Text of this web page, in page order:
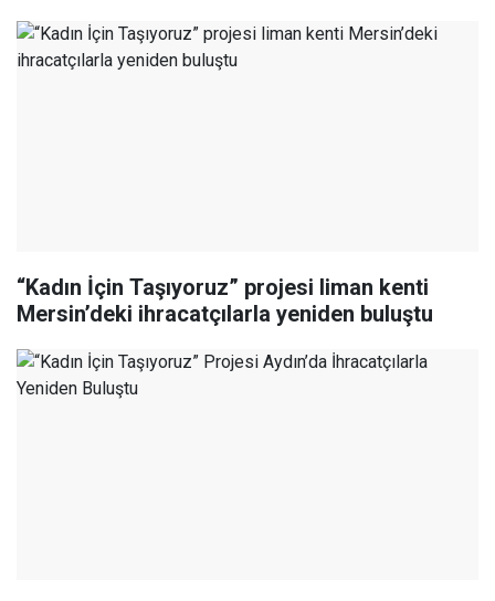
“Kadın İçin Taşıyoruz” projesi liman kenti
Mersin’deki ihracatçılarla yeniden buluştu